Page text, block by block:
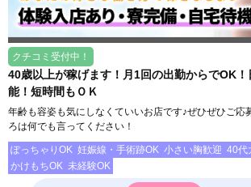
クチコミ受付中！
40歳以上が稼げます！月1回の出勤からでOK
能！短時間もＯＫ
年齢も容姿も気にしなくていいお店です♪ぜひぜひご応
ろは何でも言ってください！
ぽっちゃりOK 妊娠線・手術跡OK 小さい胸歓迎 40代
かけもちOK 未経験OK